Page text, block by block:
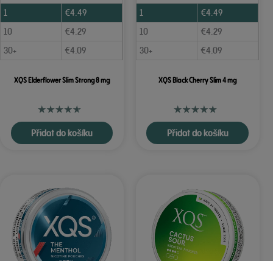
1
€4.49
10
€4.29
30+
€4.09
XQS Elderflower Slim Strong 8 mg
Přidat do košíku
1
€4.49
10
€4.29
30+
€4.09
XQS Black Cherry Slim 4 mg
Přidat do košíku